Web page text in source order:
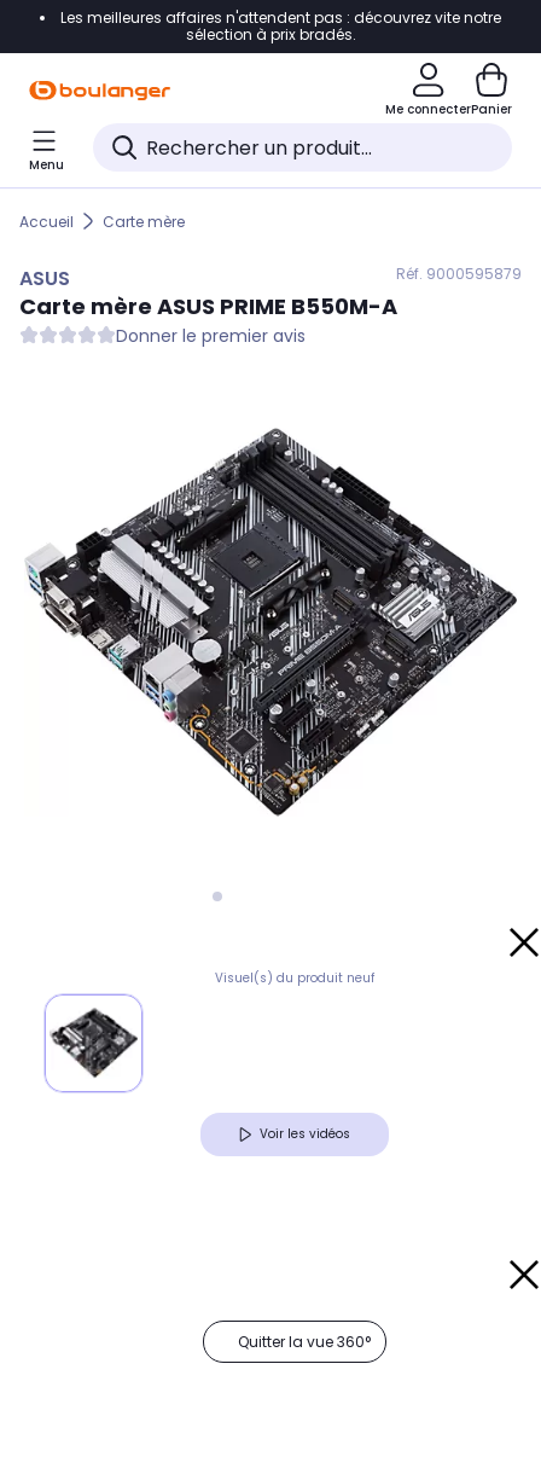
Accéder directement à la navigation
Accéder directement au pied de page
Accéder directement au chatbot
Les meilleures affaires n'attendent pas : découvrez vite notre
sélection à prix bradés.
Me connecterPanier
Menu
Accueil Carte mère
ASUS Réf. 9000595879
Carte mère ASUS PRIME B550M-A
Donner le premier avis
Visuel(s) du produit neuf
Voir les vidéos
Quitter la vue 360°